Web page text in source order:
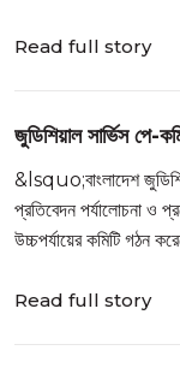
Read full story
জুডিশিয়াল সার্ভিস পে-
&lsquo;বাংলাদেশ
প্রতিবেদন পর্যালোচনা ও
উচ্চপর্যায়ের কমিটি গঠন
Read full story